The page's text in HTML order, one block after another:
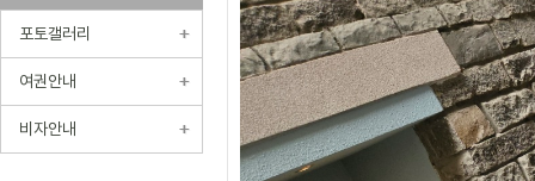
포토갤러리
여권안내
비자안내